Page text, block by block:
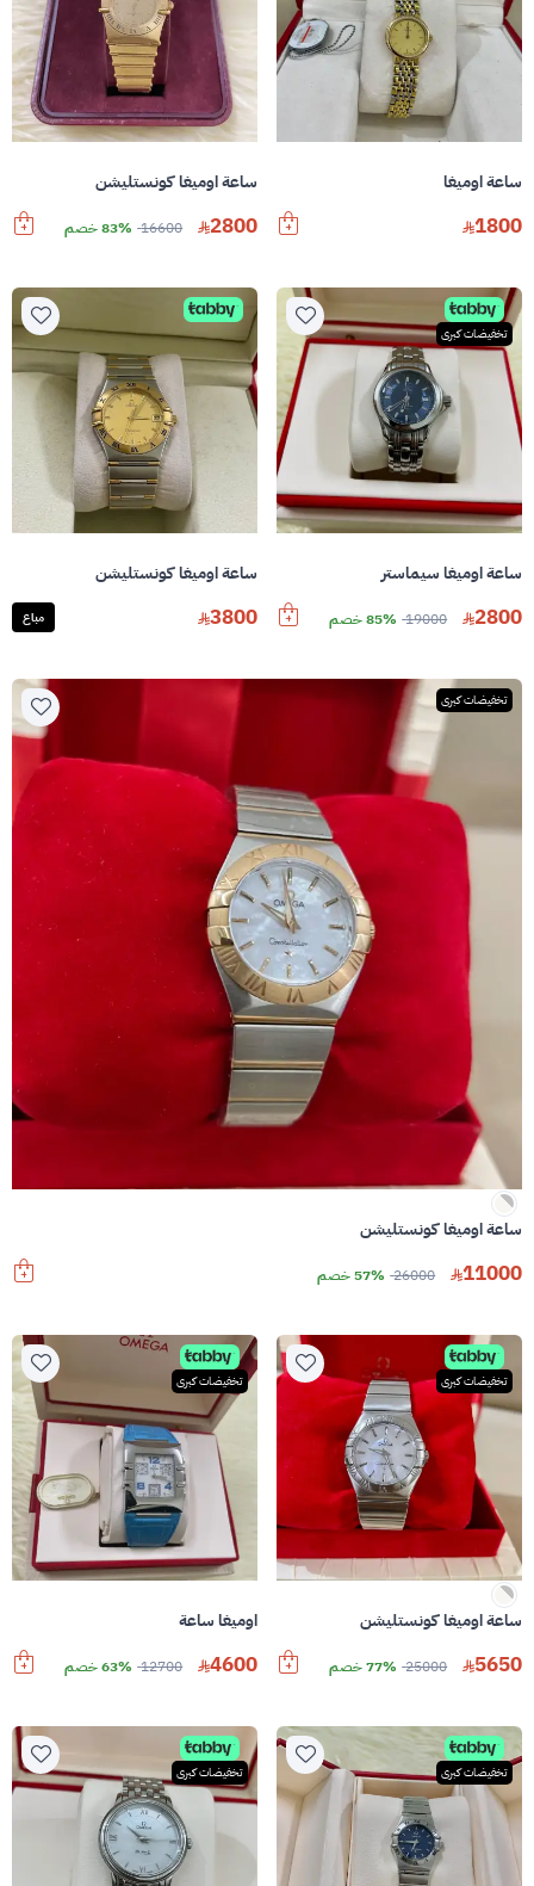
ساعة اوميغا
1800
ساعة اوميغا كونستليشن
2800
16600 83% خصم
تخفيضات كبرى
ساعة اوميغا سيماستر
2800
19000 85% خصم
ساعة اوميغا كونستليشن
3800 مباع
تخفيضات كبرى
ساعة اوميغا كونستليشن
11000
26000 57% خصم
تخفيضات كبرى
ساعة اوميغا كونستليشن
5650
25000 77% خصم
تخفيضات كبرى
اوميغا ساعة
4600
12700 63% خصم
تخفيضات كبرى تخفيضات كبرى